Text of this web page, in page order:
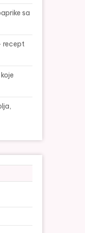
sa
recept